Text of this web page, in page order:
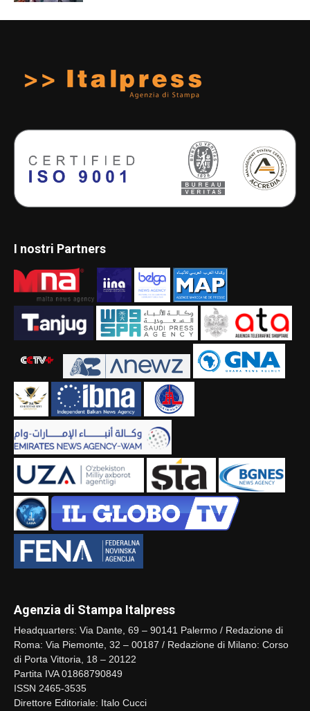
I nostri Partners
Agenzia di Stampa Italpress
Headquarters: Via Dante, 69 – 90141 Palermo / Redazione di
Roma: Via Piemonte, 32 – 00187 / Redazione di Milano: Corso
di Porta Vittoria, 18 – 20122
Partita IVA 01868790849
ISSN 2465-3535
Direttore Editoriale: Italo Cucci